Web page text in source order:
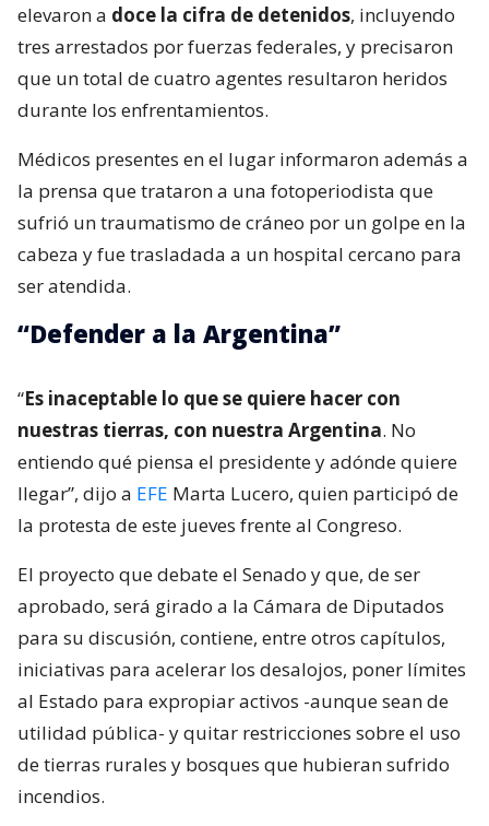
elevaron a doce la cifra de detenidos, incluyendo
tres arrestados por fuerzas federales, y precisaron
que un total de cuatro agentes resultaron heridos
durante los enfrentamientos.
Médicos presentes en el lugar informaron además a
la prensa que trataron a una fotoperiodista que
sufrió un traumatismo de cráneo por un golpe en la
cabeza y fue trasladada a un hospital cercano para
ser atendida.
“Defender a la Argentina”
“Es inaceptable lo que se quiere hacer con
nuestras tierras, con nuestra Argentina. No
entiendo qué piensa el presidente y adónde quiere
llegar”, dijo a EFE Marta Lucero, quien participó de
la protesta de este jueves frente al Congreso.
El proyecto que debate el Senado y que, de ser
aprobado, será girado a la Cámara de Diputados
para su discusión, contiene, entre otros capítulos,
iniciativas para acelerar los desalojos, poner límites
al Estado para expropiar activos -aunque sean de
utilidad pública- y quitar restricciones sobre el uso
de tierras rurales y bosques que hubieran sufrido
incendios.